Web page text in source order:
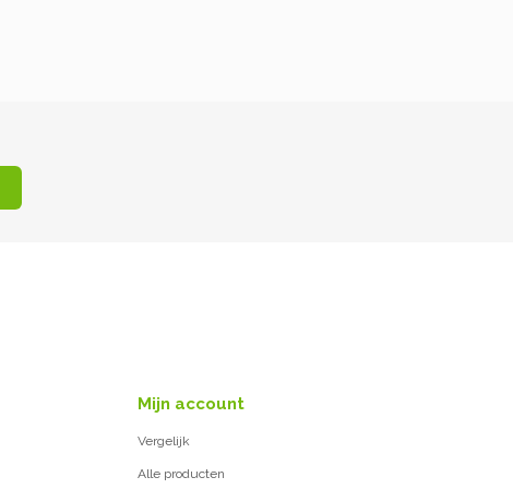
Mijn account
Vergelijk
Alle producten